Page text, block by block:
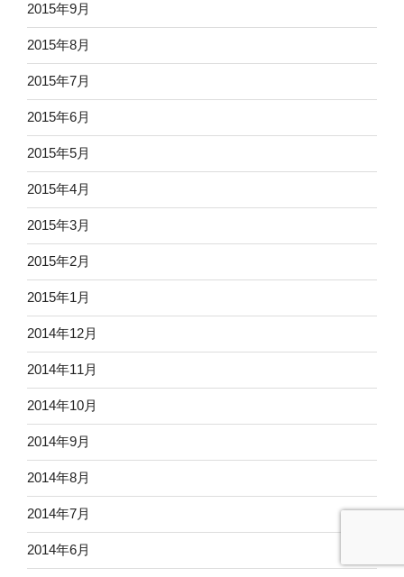
2015年9月
2015年8月
2015年7月
2015年6月
2015年5月
2015年4月
2015年3月
2015年2月
2015年1月
2014年12月
2014年11月
2014年10月
2014年9月
2014年8月
2014年7月
2014年6月